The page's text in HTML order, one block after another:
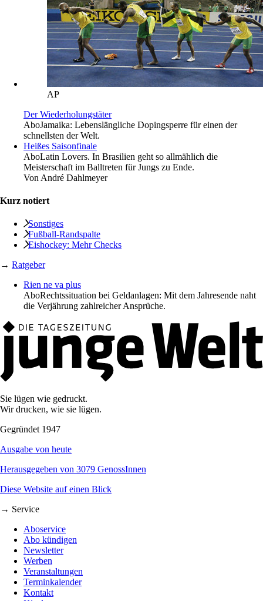
AP
Der Wiederholungstäter
AboJamaika: Lebenslängliche Dopingsperre für einen der
schnellsten der Welt.
Heißes Saisonfinale
AboLatin Lovers. In Brasilien geht so allmählich die
Meisterschaft im Balltreten für Jungs zu Ende.
Von André Dahlmeyer
Kurz notiert
Sonstiges
Fußball-Randspalte
Eishockey: Mehr Checks
→ Ratgeber
Rien ne va plus
AboRechtssituation bei Geldanlagen: Mit dem Jahresende naht
die Verjährung zahlreicher Ansprüche.
Sie lügen wie gedruckt.
Wir drucken, wie sie lügen.
Gegründet 1947
Ausgabe von heute
Herausgegeben von 3079 GenossInnen
Diese Website auf einen Blick
→ Service
Aboservice
Abo kündigen
Newsletter
Werben
Veranstaltungen
Terminkalender
Kontakt